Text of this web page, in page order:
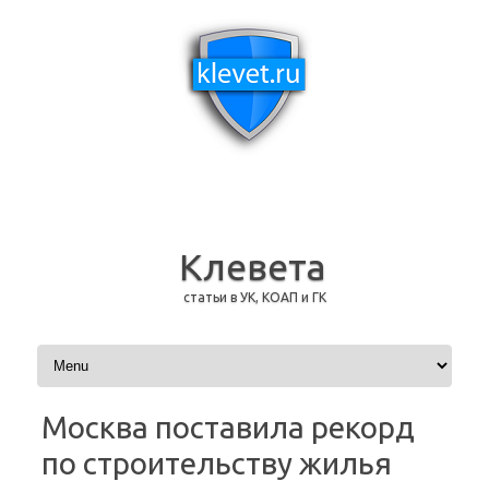
Клевета
статьи в УК, КОАП и ГК
Перейти к содержимому
Москва поставила рекорд
по строительству жилья